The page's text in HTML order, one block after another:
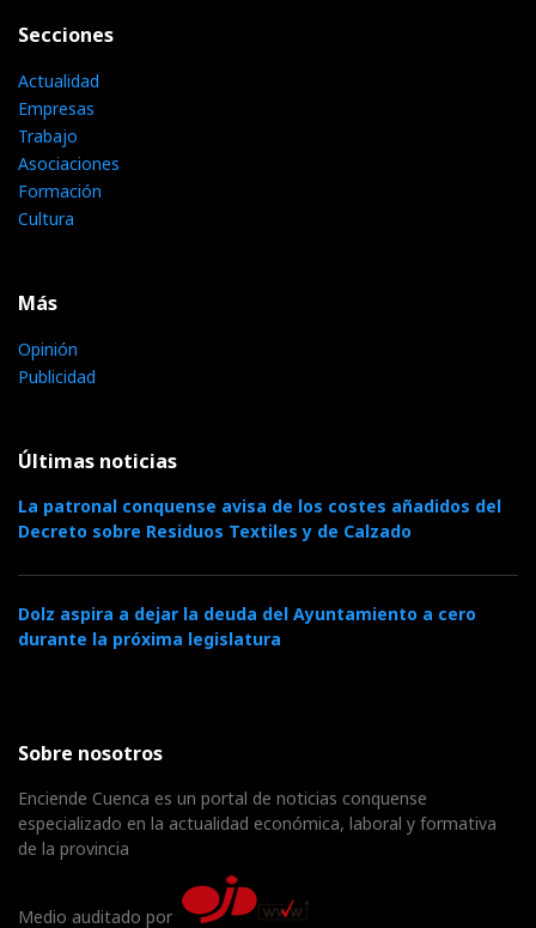
Secciones
Actualidad
Empresas
Trabajo
Asociaciones
Formación
Cultura
Más
Opinión
Publicidad
Últimas noticias
La patronal conquense avisa de los costes añadidos del
Decreto sobre Residuos Textiles y de Calzado
Dolz aspira a dejar la deuda del Ayuntamiento a cero
durante la próxima legislatura
Sobre nosotros
Enciende Cuenca es un portal de noticias conquense
especializado en la actualidad económica, laboral y formativa
de la provincia
Medio auditado por